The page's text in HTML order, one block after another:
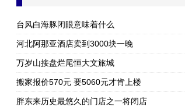
台风白海豚闭眼意味着什么
河北阿那亚酒店卖到3000块一晚
万岁山接盘烂尾恒大文旅城
搬家报价570元 要5060元才肯上楼
胖东来历史最悠久的门店之一将闭店